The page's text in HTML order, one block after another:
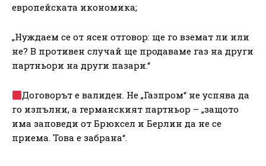
европейската икономика;
„Нуждаем се от ясен отговор: ще го вземат ли или
не? В противен случай ще продаваме газ на други
партньори на други пазари.“
Договорът е валиден. Не „Газпром“ не успява да
го изпълни, а германският партньор – „защото
има заповеди от Брюксел и Берлин да не се
приема. Това е забрана“.